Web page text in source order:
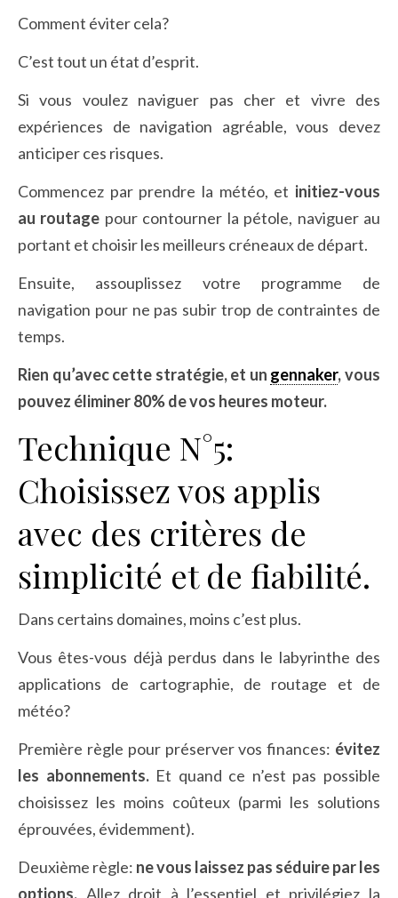
Comment éviter cela?
C’est tout un état d’esprit.
Si vous voulez naviguer pas cher et vivre des
expériences de navigation agréable, vous devez
anticiper ces risques.
Commencez par prendre la météo, et initiez-vous
au routage pour contourner la pétole, naviguer au
portant et choisir les meilleurs créneaux de départ.
Ensuite, assouplissez votre programme de
navigation pour ne pas subir trop de contraintes de
temps.
Rien qu’avec cette stratégie, et un gennaker, vous
pouvez éliminer 80% de vos heures moteur.
Technique N°5:
Choisissez vos applis
avec des critères de
simplicité et de fiabilité.
Dans certains domaines, moins c’est plus.
Vous êtes-vous déjà perdus dans le labyrinthe des
applications de cartographie, de routage et de
météo?
Première règle pour préserver vos finances: évitez
les abonnements.Et quand ce n’est pas possible
choisissez les moins coûteux (parmi les solutions
éprouvées, évidemment).
Deuxième règle: ne vous laissez pas séduire par les
options. Allez droit à l’essentiel et privilégiez la